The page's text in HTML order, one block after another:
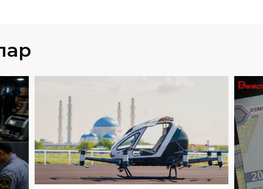
15:56
ЖАМИЯТ 06 08.2026 15:53
Қозоғистонда "учар такси" илк
бор йўловчи билан парвоз